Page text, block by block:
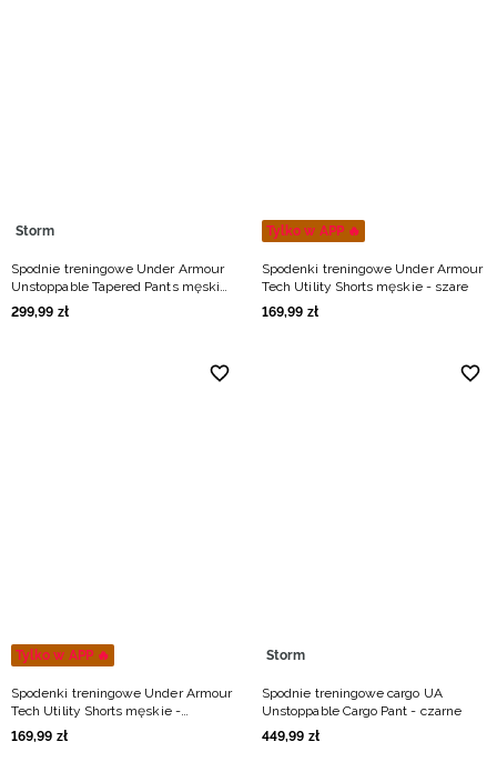
Storm
Spodnie treningowe Under Armour
Unstoppable Tapered Pants męskie
- czarne
299,99 zł
Tylko w APP 🔥
Spodenki treningowe Under Armour
Tech Utility Shorts męskie - szare
169,99 zł
Tylko w APP 🔥
Spodenki treningowe Under Armour
Tech Utility Shorts męskie -
granatowe
169,99 zł
Storm
Spodnie treningowe cargo UA
Unstoppable Cargo Pant - czarne
449,99 zł